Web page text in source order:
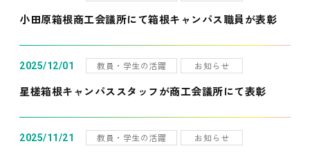
小田原箱根商工会議所にて箱根キャンパス職員が表彰
2025/12/01 教員・学生の活躍 お知らせ
星槎箱根キャンパススタッフが商工会議所にて表彰
2025/11/21 教員・学生の活躍 お知らせ